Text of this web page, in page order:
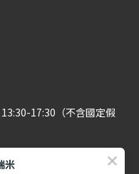
17:30（不含國定假
米